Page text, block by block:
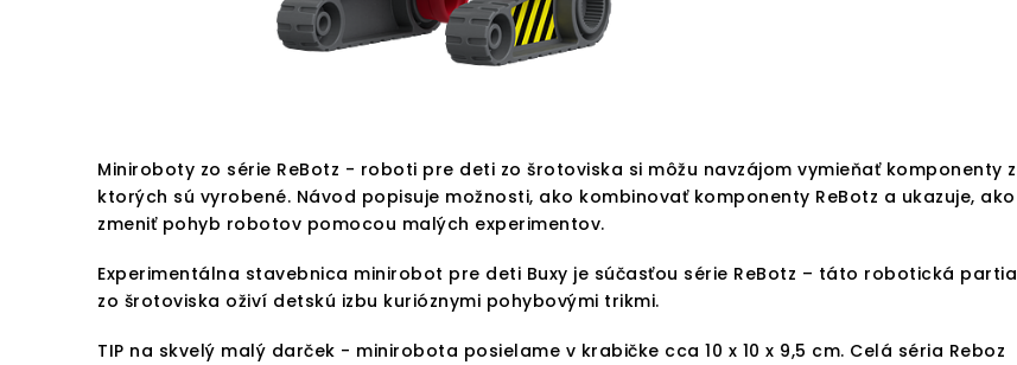
Miniroboty zo série ReBotz - roboti pre deti zo šrotoviska si môžu navzájom vymieňať komponenty z
ktorých sú vyrobené. Návod popisuje možnosti, ako kombinovať komponenty ReBotz a ukazuje, ako
zmeniť pohyb robotov pomocou malých experimentov.
Experimentálna stavebnica minirobot pre deti Buxy je súčasťou série ReBotz – táto robotická partia
zo šrotoviska oživí detskú izbu kurióznymi pohybovými trikmi.
TIP na skvelý malý darček - minirobota posielame v krabičke cca 10 x 10 x 9,5 cm. Celá séria Reboz